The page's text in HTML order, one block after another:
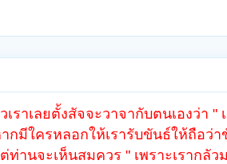
าเลยตั้งสัจจะวาจากับตนเองว่า "
มีใครหลอกให้เรารับขันธ์ให้ถือว่
นจะเห็นสมควร " เพราะเรากลัว